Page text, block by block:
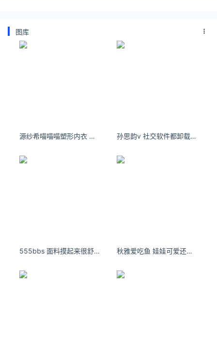
图库
源纱希喵喵喵塑形内衣 你可以平淡，但决不能放弃自己。 孙思韵v 社交软件都卸载了，有三五个知心的男朋友就够了 ​​​​
555bbs 面料摸起来很舒服，无论衣长还是版型的设计 秋雅爱吃鱼 娃娃可爱还是我可爱 - 小红书